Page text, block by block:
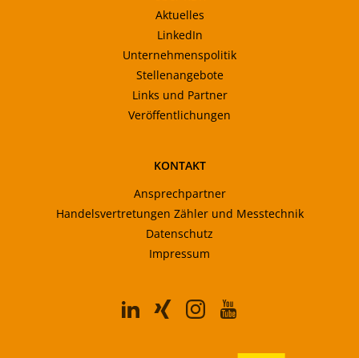
Aktuelles
LinkedIn
Unternehmenspolitik
Stellenangebote
Links und Partner
Veröffentlichungen
KONTAKT
Ansprechpartner
Handelsvertretungen Zähler und Messtechnik
Datenschutz
Impressum